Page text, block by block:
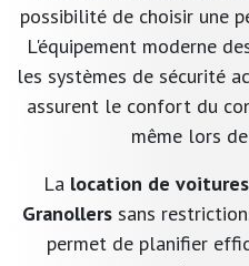
possibilité de choisir une
L'équipement moderne
les systèmes de sécurité
assurent le confort du
même lors
La location de
Granollerssans
permet de planifier